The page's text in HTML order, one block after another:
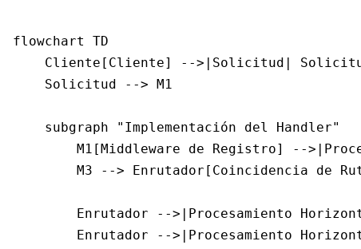
flowchart TD
Cliente[Cliente] -->|Solicitud|
    Solicitud --> M1
    subgraph "Implementación del Handler"
M1[Middleware de Registro] --
M3 --> Enrutador[Coincidencia de
Enrutador -->|Procesamiento
Enrutador -->|Procesamiento